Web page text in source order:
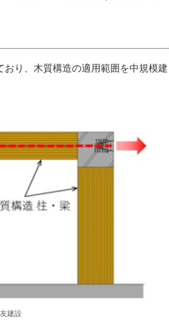
り、木質構造の適用範囲を中規模建
建設